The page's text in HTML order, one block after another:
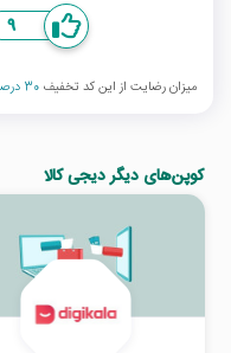
9
میزان رضایت از این کد تخفیف 30 درصد
کوپن‌های دیگر دیجی کالا